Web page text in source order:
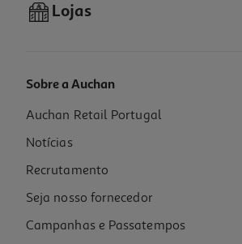
Lojas
Sobre a Auchan
Auchan Retail Portugal
Notícias
Recrutamento
Seja nosso fornecedor
Campanhas e Passatempos